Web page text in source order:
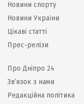
Новини спорту
Новини України
Цікаві статті
Прес-релізи
Про Дніпро 24
Зв’язок з нами
Редакційна політика